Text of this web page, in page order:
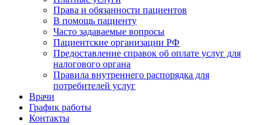
Права и обязанности пациентов
В помощь пациенту
Часто задаваемые вопросы
Пациентские организации РФ
Предоставление справок об оплате услуг для
налогового органа
Правила внутреннего распорядка для
потребителей услуг
Врачи
График работы
Контакты